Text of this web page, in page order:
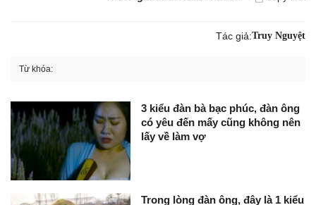
Tác giả:Truy Nguyệt
Từ khóa:
3 kiểu đàn bà bạc phúc, đàn ông
có yêu đến mấy cũng không nên
lấy về làm vợ
Trong lòng đàn ông, đây là 1 kiểu